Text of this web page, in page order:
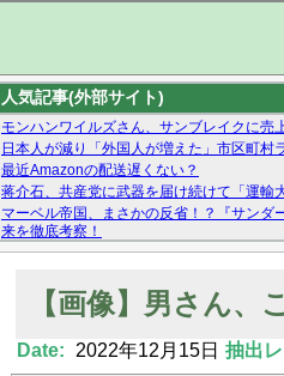
人気記事(外部サイト)
モンハンワイルズさん、サンブレイクに売
日本人が減り「外国人が増えた」市区町村
最近Amazonの配送遅くない？
蒋介石、共産党に武器を届け続けて「運輸
マーベル帝国、まさかの反省！？『サン
来を徹底考察！
【モー娘。石田亜佑美】ファーストテイク
【画像】男さん、
Date: 2022年12月15日 抽出